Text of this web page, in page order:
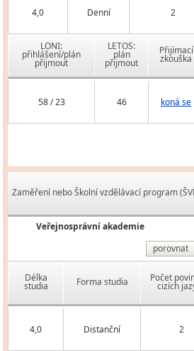
4,0 Denní 2
LONI:
přihlášení/plán
přijmout
LETOS:
plán
přijmout
Přijímací
zkouška
58 / 23 46 koná se
Zaměření nebo Školní vzdělávací program
Veřejnosprávní akademie
porovnat
Délka
studia Forma studia Počet
cizích
4,0 Distanční 2